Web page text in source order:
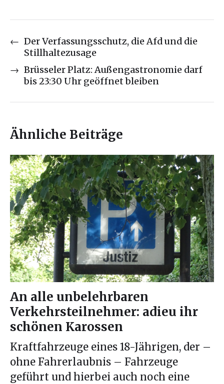
← Der Verfassungsschutz, die Afd und die
Stillhaltezusage
→ Brüsseler Platz: Außengastronomie darf
bis 23:30 Uhr geöffnet bleiben
Ähnliche Beiträge
An alle unbelehrbaren
Verkehrsteilnehmer: adieu ihr
schönen Karossen
Kraftfahrzeuge eines 18-Jährigen, der –
ohne Fahrerlaubnis – Fahrzeuge
geführt und hierbei auch noch eine